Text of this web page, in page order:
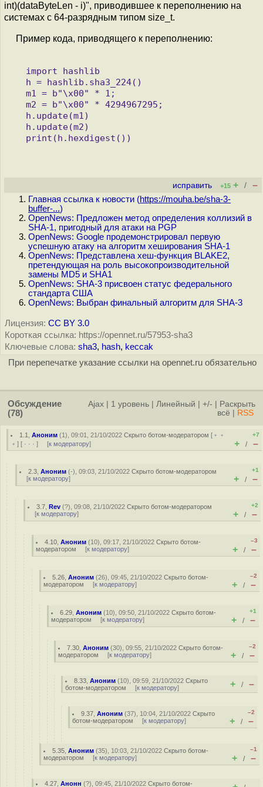
int)(dataByteLen - i)", приводившее к переполнению на
системах с 64-разрядным типом size_t.
Пример кода, приводящего к переполнению:
исправить +15 + / –
Главная ссылка к новости (https://mouha.be/sha-3-
buffer-...)
OpenNews: Предложен метод определения коллизий в
SHA-1, пригодный для атаки на PGP
OpenNews: Google продемонстрировал первую
успешную атаку на алгоритм хеширования SHA-1
OpenNews: Представлена хеш-функция BLAKE2,
претендующая на роль высокопроизводительной
замены MD5 и SHA1
OpenNews: SHA-3 присвоен статус федерального
стандарта США
OpenNews: Выбран финальный алгоритм для SHA-3
Лицензия: CC BY 3.0
Короткая ссылка: https://opennet.ru/57953-sha3
Ключевые слова: sha3, hash, keccak
При перепечатке указание ссылки на opennet.ru обязательно
Обсуждение
(78)
Ajax 1 уровень Линейный +/-
Раскрыть
всё
RSS
1.1 ,Аноним (1), 09:01, 21/10/2022Скрыто ботом-модератором [ ﹢﹢
﹢ ] [ · · · ] [к модератору]
+7
+ / –
2.3 ,Аноним (-), 09:03, 21/10/2022Скрыто ботом-модератором
[к модератору]
+1
+ / –
3.7 ,Rev (?), 09:08, 21/10/2022Скрыто ботом-модератором
[к модератору]
+2
+ / –
4.10 ,Аноним (10), 09:17, 21/10/2022Скрыто ботом-
модератором [к модератору]
–3
+ / –
5.26 ,Аноним (26), 09:45, 21/10/2022Скрыто ботом-
модератором [к модератору]
–2
+ / –
6.29 ,Аноним (10), 09:50, 21/10/2022Скрыто ботом-
модератором [к модератору]
+1
+ / –
7.30 ,Аноним (30), 09:55, 21/10/2022Скрыто ботом-
модератором [к модератору]
–2
+ / –
8.33 ,Аноним (10), 09:59, 21/10/2022Скрыто
ботом-модератором [к модератору] + / –
9.37 ,Аноним (37), 10:04, 21/10/2022Скрыто
ботом-модератором [к модератору]
–2
+ / –
5.35 ,Аноним (35), 10:03, 21/10/2022Скрыто ботом-
модератором [к модератору]
–1
+ / –
4.27 ,Анонн (?), 09:45, 21/10/2022Скрыто ботом-